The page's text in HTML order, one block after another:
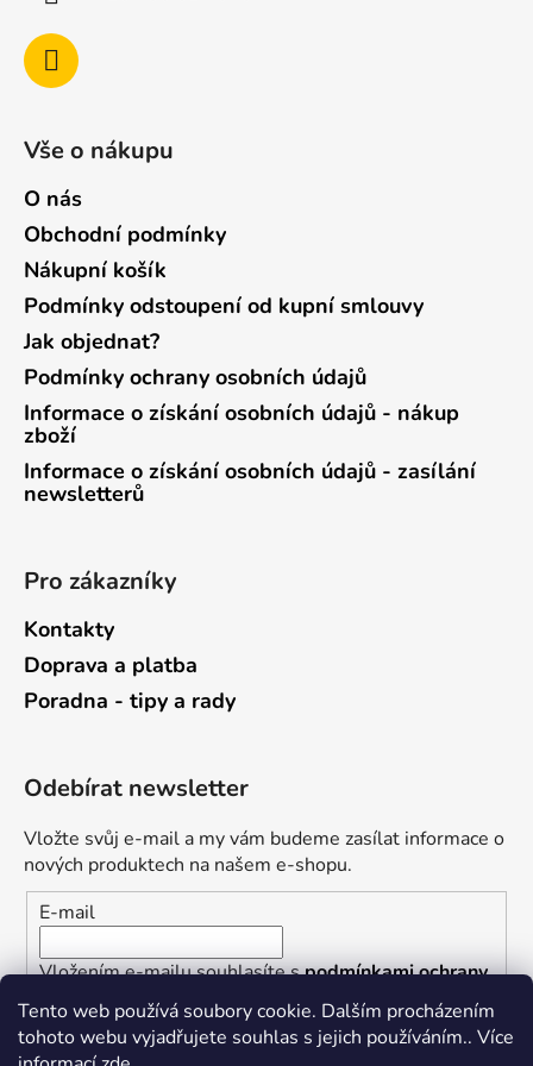
Tento web používá soubory cookie. Dalším procházením
tohoto webu vyjadřujete souhlas s jejich používáním.. Více
Vše o nákupu
O nás
Obchodní podmínky
Nákupní košík
Podmínky odstoupení od kupní smlouvy
Jak objednat?
Podmínky ochrany osobních údajů
Informace o získání osobních údajů - nákup
zboží
Informace o získání osobních údajů - zasílání
newsletterů
Pro zákazníky
Kontakty
Doprava a platba
Poradna - tipy a rady
Odebírat newsletter
Vložte svůj e-mail a my vám budeme zasílat informace o
nových produktech na našem e-shopu.
E-mail
Vložením e-mailu souhlasíte spodmínkami ochrany
osobních údajů
PŘIHLÁSIT SE